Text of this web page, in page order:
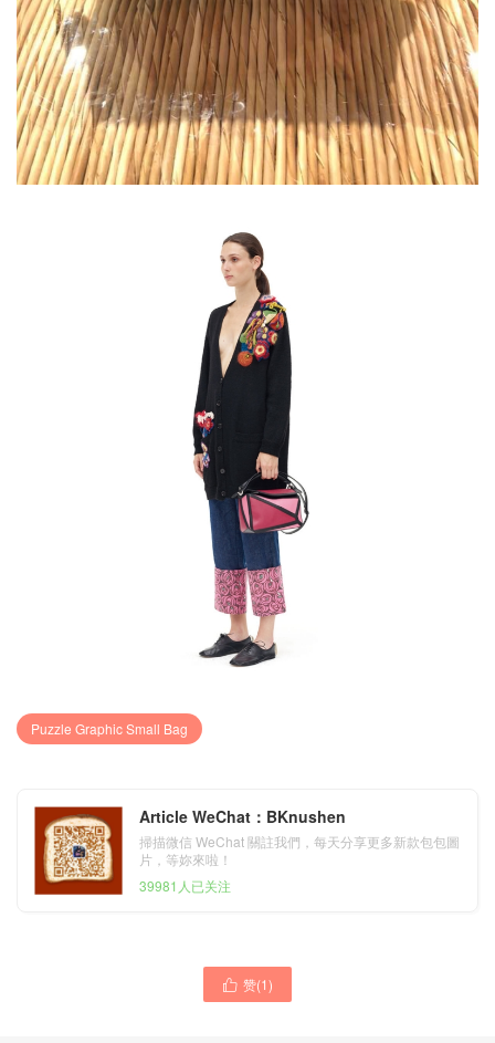
Puzzle Graphic Small Bag
Article WeChat：BKnushen
掃描微信 WeChat 關註我們，每天分享更多新款包包圖
片，等妳來啦！
39981人已关注
 赞(1)
Puzzle tweed bag 格子羊毛
羅意威女包價格LOEWE小號
Puzzle Graphic Small Bag